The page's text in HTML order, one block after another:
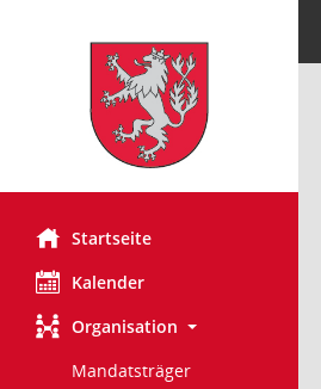
Startseite
Kalender
Organisation
Mandatsträger